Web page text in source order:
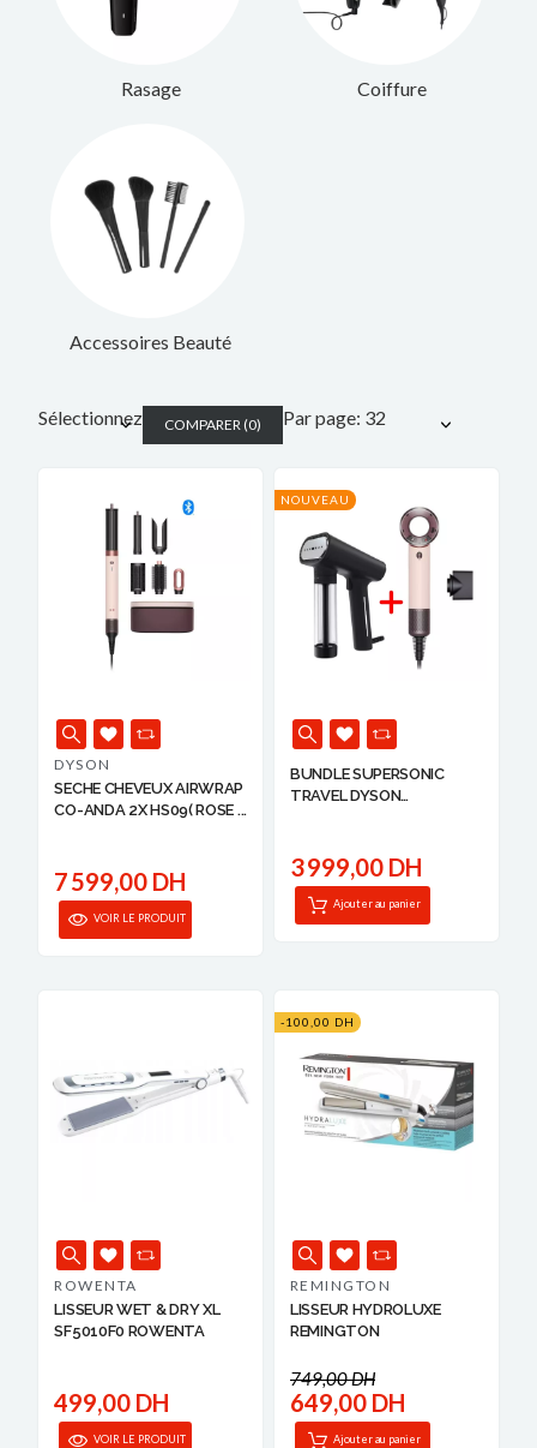
Rasage Coiffure
Accessoires Beauté
Sélectionnez COMPARER(0) Par page: 32
DYSON
SECHE CHEVEUX AIRWRAP
CO-ANDA 2X HS09( ROSE ...
7 599,00 DH
VOIR LE PRODUIT
NOUVEAU
BUNDLE SUPERSONIC
TRAVEL DYSON
3 999,00 DH
Ajouter au panier
ROWENTA
LISSEUR WET & DRY XL
SF5010F0 ROWENTA
499,00 DH
VOIR LE PRODUIT
-100,00 DH
REMINGTON
LISSEUR HYDROLUXE
REMINGTON
749,00 DH
649,00 DH
Ajouter au panier